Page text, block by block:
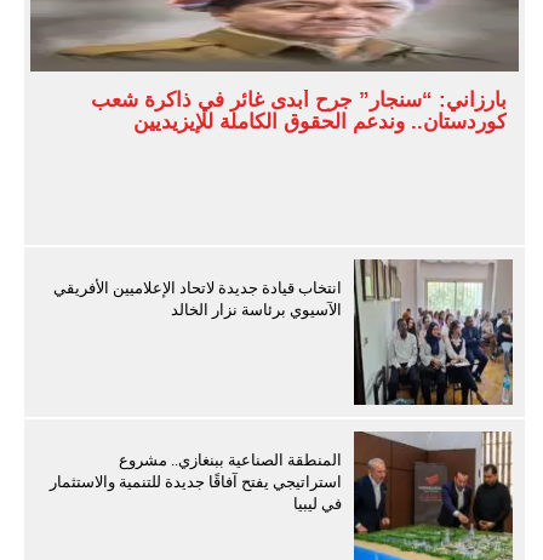
بارزاني: “سنجار” جرح أبدى غائر في ذاكرة شعب
كوردستان.. وندعم الحقوق الكاملة للإيزيديين
انتخاب قيادة جديدة لاتحاد الإعلاميين الأفريقي
الآسيوي برئاسة نزار الخالد
المنطقة الصناعية ببنغازي.. مشروع
استراتيجي يفتح آفاقًا جديدة للتنمية والاستثمار
في ليبيا